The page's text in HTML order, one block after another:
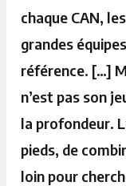
chaque CAN,
grandes
référence. […]
n’est pas son
la profondeur.
pieds, de
loin pour